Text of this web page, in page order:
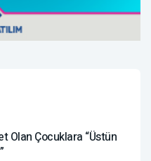
Olan Çocuklara “Üstün